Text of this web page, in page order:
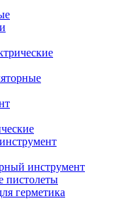
инструмент
пистолеты
герметика